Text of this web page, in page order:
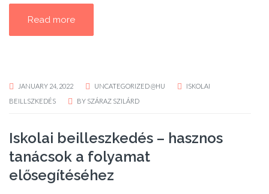
Read more
JANUARY 24, 2022 UNCATEGORIZED @HU
ISKOLAI
BEILLSZKEDÉS
BY SZÁRAZ SZILÁRD
Iskolai beilleszkedés – hasznos
tanácsok a folyamat
elősegítéséhez